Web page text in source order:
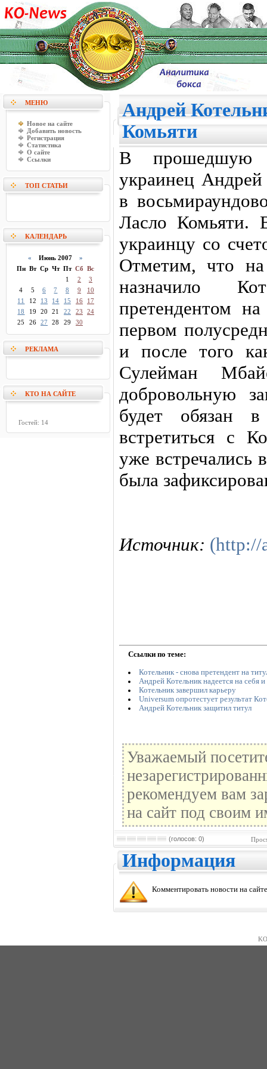
МЕНЮ
Новое на сайте
Добавить новость
Регистрация
Статистика
О сайте
Ссылки
ТОП СТАТЬИ
КАЛЕНДАРЬ
« Июнь 2007 »
Пн Вт Ср Чт Пт Сб Вс
1
2
3
4
5 6 7 8 9
10
11
12 13 14 15 16
17
18
19 20 21 22 23
24
25
26 27 28 29 30
РЕКЛАМА
КТО НА САЙТЕ
Гостей: 14
Андрей
Комьяти
В прошедшую
украинец Андрей
в
Ласло Комьяти.
украинцу со
Отметим, что
назначило
претендентом
первом
и после того
Сулейман
добровольную
будет обязан
встретиться с
уже встречались
была
Источник: (http://
Ссылки по теме:
Котельник - снова претендент на
Андрей Котельник надеется на себя
Котельник завершил карьеру
Universum опротестует результат
Андрей Котельник защитил титул
Уважаемый
рекомендуем вам
на сайт под своим
(голосов: 0)
Информация
Комментировать новости на